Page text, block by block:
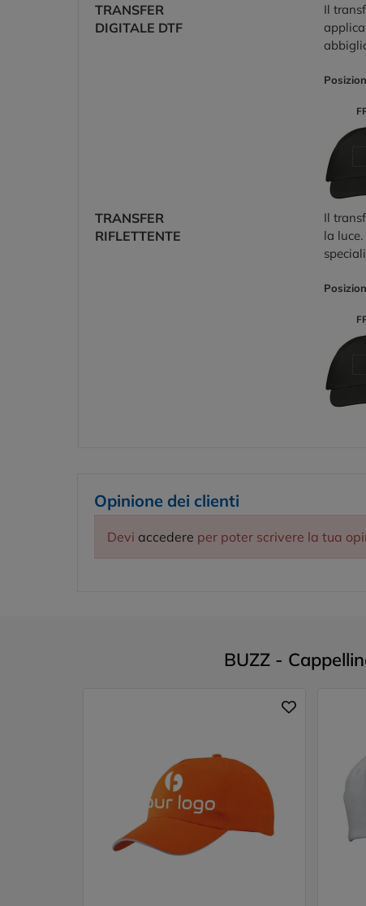
TRANSFER
DIGITALE DTF
Il
TRANSFER
RIFLETTENTE
Il
la
Opinione dei clienti
Devi accedere per poter scrivere la tua
BUZZ -